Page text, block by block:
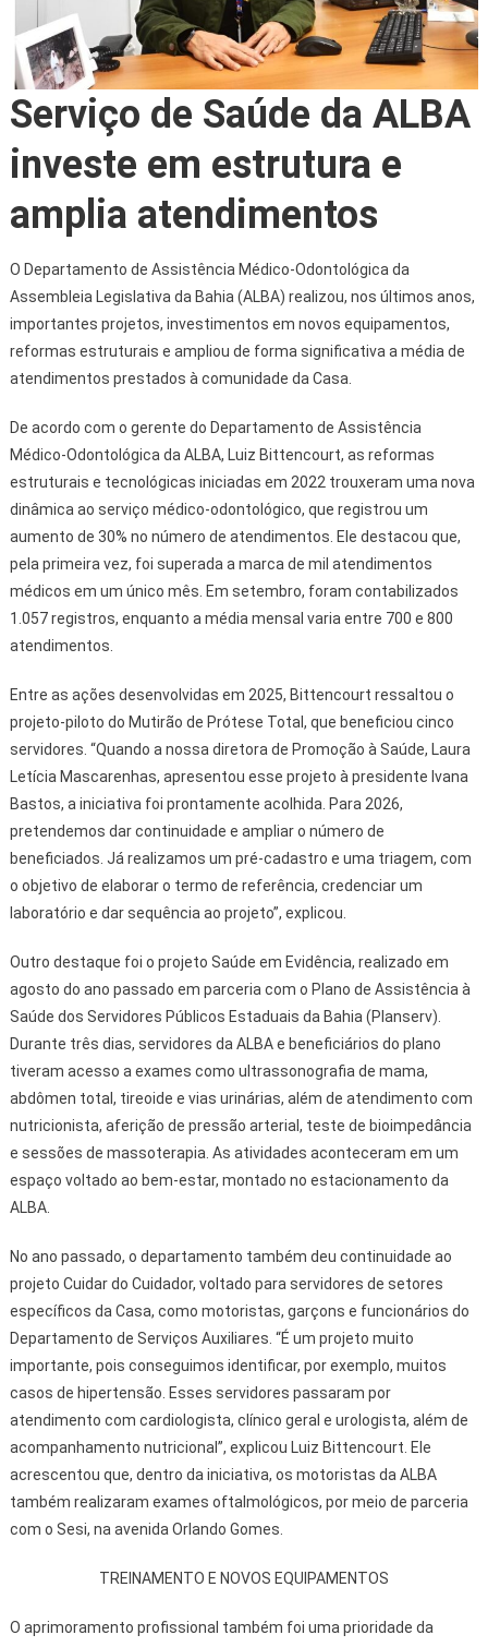
Serviço de Saúde da ALBA
investe em estrutura e
amplia atendimentos
O Departamento de Assistência Médico-Odontológica da
Assembleia Legislativa da Bahia (ALBA) realizou, nos últimos anos,
importantes projetos, investimentos em novos equipamentos,
reformas estruturais e ampliou de forma significativa a média de
atendimentos prestados à comunidade da Casa.
De acordo com o gerente do Departamento de Assistência
Médico-Odontológica da ALBA, Luiz Bittencourt, as reformas
estruturais e tecnológicas iniciadas em 2022 trouxeram uma nova
dinâmica ao serviço médico-odontológico, que registrou um
aumento de 30% no número de atendimentos. Ele destacou que,
pela primeira vez, foi superada a marca de mil atendimentos
médicos em um único mês. Em setembro, foram contabilizados
1.057 registros, enquanto a média mensal varia entre 700 e 800
atendimentos.
Entre as ações desenvolvidas em 2025, Bittencourt ressaltou o
projeto-piloto do Mutirão de Prótese Total, que beneficiou cinco
servidores. “Quando a nossa diretora de Promoção à Saúde, Laura
Letícia Mascarenhas, apresentou esse projeto à presidente Ivana
Bastos, a iniciativa foi prontamente acolhida. Para 2026,
pretendemos dar continuidade e ampliar o número de
beneficiados. Já realizamos um pré-cadastro e uma triagem, com
o objetivo de elaborar o termo de referência, credenciar um
laboratório e dar sequência ao projeto”, explicou.
Outro destaque foi o projeto Saúde em Evidência, realizado em
agosto do ano passado em parceria com o Plano de Assistência à
Saúde dos Servidores Públicos Estaduais da Bahia (Planserv).
Durante três dias, servidores da ALBA e beneficiários do plano
tiveram acesso a exames como ultrassonografia de mama,
abdômen total, tireoide e vias urinárias, além de atendimento com
nutricionista, aferição de pressão arterial, teste de bioimpedância
e sessões de massoterapia. As atividades aconteceram em um
espaço voltado ao bem-estar, montado no estacionamento da
ALBA.
No ano passado, o departamento também deu continuidade ao
projeto Cuidar do Cuidador, voltado para servidores de setores
específicos da Casa, como motoristas, garçons e funcionários do
Departamento de Serviços Auxiliares. “É um projeto muito
importante, pois conseguimos identificar, por exemplo, muitos
casos de hipertensão. Esses servidores passaram por
atendimento com cardiologista, clínico geral e urologista, além de
acompanhamento nutricional”, explicou Luiz Bittencourt. Ele
acrescentou que, dentro da iniciativa, os motoristas da ALBA
também realizaram exames oftalmológicos, por meio de parceria
com o Sesi, na avenida Orlando Gomes.
TREINAMENTO E NOVOS EQUIPAMENTOS
O aprimoramento profissional também foi uma prioridade da